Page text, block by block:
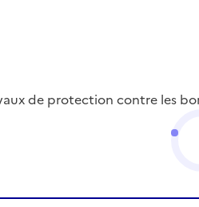
de protection contre les